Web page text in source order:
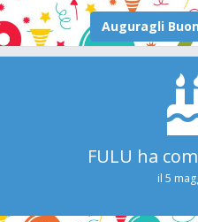
FULU ha
il 5